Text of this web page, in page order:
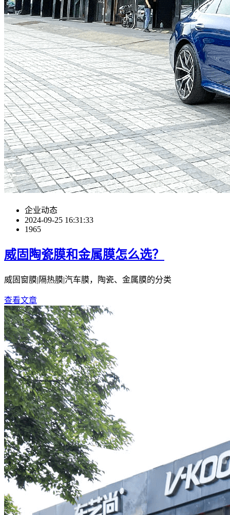
企业动态
2024-09-25 16:31:33
1965
威固陶瓷膜和金属膜怎么选？
威固窗膜|隔热膜|汽车膜，陶瓷、金属膜的分类
查看文章